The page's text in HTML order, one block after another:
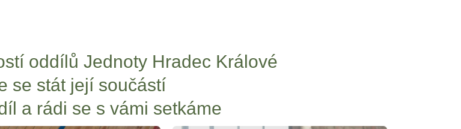
oddílů Jednoty Hradec Králové
se stát její součástí
a rádi se s vámi setkáme